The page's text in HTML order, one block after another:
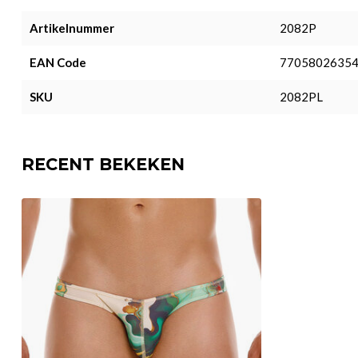
Artikelnummer 2082P
EAN Code
SKU 2082PL
RECENT BEKEKEN